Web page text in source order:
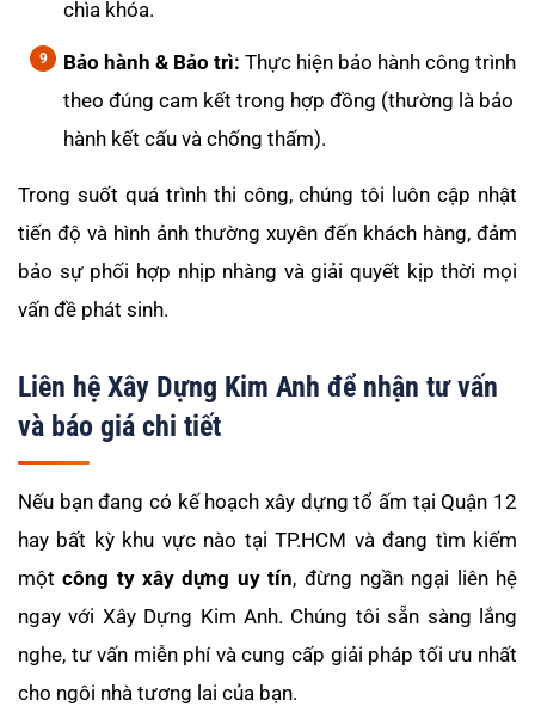
chìa khóa.
Bảo hành & Bảo trì: Thực hiện bảo hành công trình
theo đúng cam kết trong hợp đồng (thường là bảo
hành kết cấu và chống thấm).
Trong suốt quá trình thi công, chúng tôi luôn cập nhật
tiến độ và hình ảnh thường xuyên đến khách hàng, đảm
bảo sự phối hợp nhịp nhàng và giải quyết kịp thời mọi
vấn đề phát sinh.
Liên hệ Xây Dựng Kim Anh để nhận tư vấn
và báo giá chi tiết
Nếu bạn đang có kế hoạch xây dựng tổ ấm tại Quận 12
hay bất kỳ khu vực nào tại TP.HCM và đang tìm kiếm
mộtcông ty xây dựng uy tín, đừng ngần ngại liên hệ
ngay với Xây Dựng Kim Anh. Chúng tôi sẵn sàng lắng
nghe, tư vấn miễn phí và cung cấp giải pháp tối ưu nhất
cho ngôi nhà tương lai của bạn.